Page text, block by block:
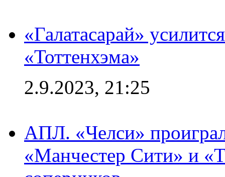
«Галатасарай»
«Тоттенхэма»
2.9.2023, 21:25
АПЛ. «Челси»
«Манчестер Сити» и